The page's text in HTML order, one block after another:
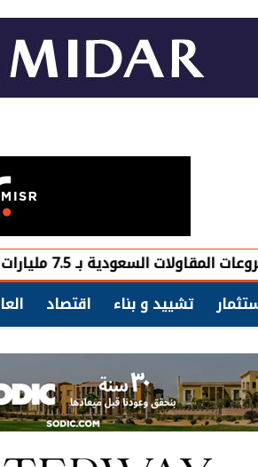
مليارات ريال في يوليو
تشييد و بناء اقتصاد